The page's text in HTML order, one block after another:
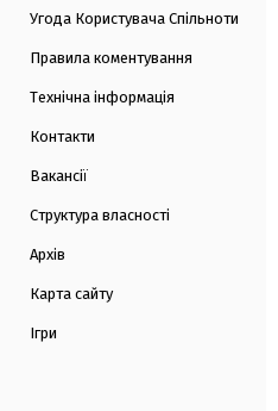
Угода Користувача Спільноти
Правила коментування
Технічна інформація
Контакти
Вакансії
Структура власності
Архів
Карта сайту
Ігри